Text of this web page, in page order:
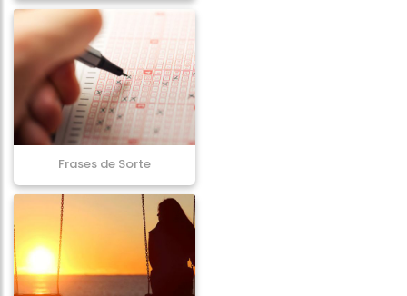
Frases de Sorte